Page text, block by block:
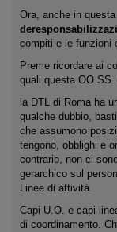
Ora, anche in
compiti e le funzioni
Preme ricordare ai
quali questa
la DTL di Roma ha
qualche dubbio,
che assumono
tengono, obblighi e
contrario, non ci
gerarchico sul
Linee di attività.
Capi U.O. e capi
di coordinamento.